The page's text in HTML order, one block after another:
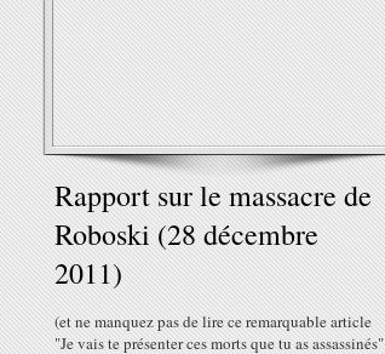
Rapport sur le massacre de
Roboski (28 décembre
2011)
(et ne manquez pas de lire ce remarquable article
"Je vais te présenter ces morts que tu as assassinés"